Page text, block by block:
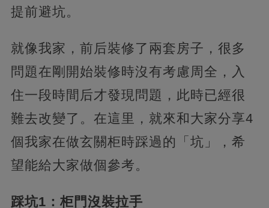
提前避坑。
就像我家，前后裝修了兩套房子，很多
問題在剛開始裝修時沒有考慮周全，入
住一段時間后才發現問題，此時已經很
難去改變了。在這里，就來和大家分享4
個我家在做玄關柜時踩過的「坑」，希
望能給大家做個參考。
踩坑1：柜門沒裝拉手